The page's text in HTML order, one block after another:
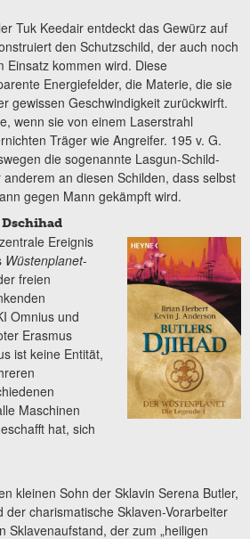
Tuk Keedair entdeckt das Gewürz auf
den Schutzschild, der auch noch
Einsatz kommen wird. Diese
Energiefelder, die Materie, die sie
gewissen Geschwindigkeit zurückwirft.
wenn sie von einem Laserstrahl
Träger wie Angreifer. 195 v. G.
die sogenannte Lasgun-Schild-
an diesen Schilden, dass selbst
gegen Mann gekämpft wird.
Ereignis
Wüstenplanet-
freien
Omnius und
Erasmus
ist keine Entität,
Maschinen
hat, sich
kleinen Sohn der Sklavin Serena Butler,
charismatische Sklaven-Vorarbeiter
Sklavenaufstand, der zum „heiligen